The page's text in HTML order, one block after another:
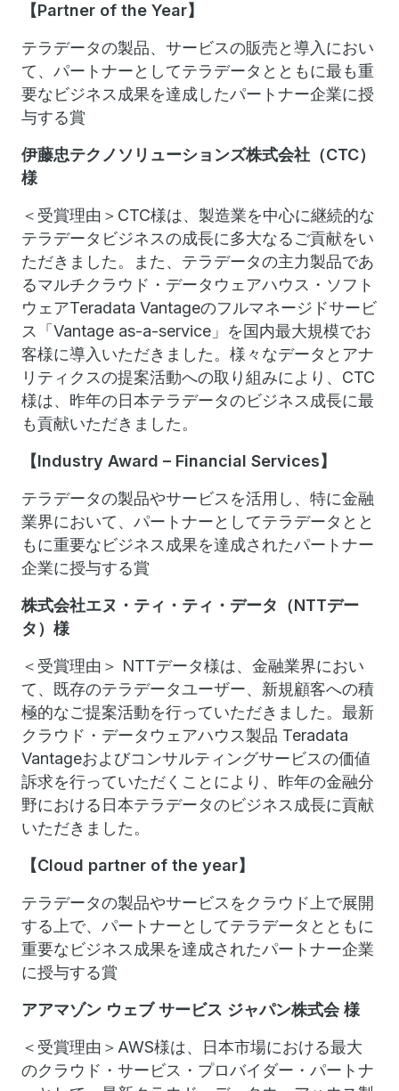
【Partner of the Year】
テラデータの製品、サービスの販売と導入におい
て、パートナーとしてテラデータとともに最も重
要なビジネス成果を達成したパートナー企業に授
与する賞
伊藤忠テクノソリューションズ株式会社（CTC）
様
＜受賞理由＞CTC様は、製造業を中心に継続的な
テラデータビジネスの成長に多大なるご貢献をい
ただきました。また、テラデータの主力製品であ
るマルチクラウド・データウェアハウス・ソフト
ウェアTeradata Vantageのフルマネージドサービ
ス「Vantage as-a-service」を国内最大規模でお
客様に導入いただきました。様々なデータとアナ
リティクスの提案活動への取り組みにより、CTC
様は、昨年の日本テラデータのビジネス成長に最
も貢献いただきました。
【Industry Award – Financial Services】
テラデータの製品やサービスを活用し、特に金融
業界において、パートナーとしてテラデータとと
もに重要なビジネス成果を達成されたパートナー
企業に授与する賞
株式会社エヌ・ティ・ティ・データ（NTTデー
タ）様
＜受賞理由＞ NTTデータ様は、金融業界におい
て、既存のテラデータユーザー、新規顧客への積
極的なご提案活動を行っていただきました。最新
クラウド・データウェアハウス製品 Teradata
Vantageおよびコンサルティングサービスの価値
訴求を行っていただくことにより、昨年の金融分
野における日本テラデータのビジネス成長に貢献
いただきました。
【Cloud partner of the year】
テラデータの製品やサービスをクラウド上で展開
する上で、パートナーとしてテラデータとともに
重要なビジネス成果を達成されたパートナー企業
に授与する賞
アアマゾン ウェブ サービス ジャパン株式会 様
＜受賞理由＞AWS様は、日本市場における最大
のクラウド・サービス・プロバイダー・パートナ